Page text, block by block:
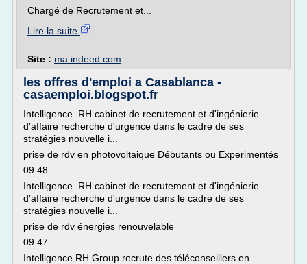
Chargé de Recrutement et...
Lire la suite
Site : ma.indeed.com
les offres d'emploi a Casablanca -
casaemploi.blogspot.fr
Intelligence. RH cabinet de recrutement et d'ingénierie
d'affaire recherche d'urgence dans le cadre de ses
stratégies nouvelle i...
prise de rdv en photovoltaique Débutants ou Experimentés
09:48
Intelligence. RH cabinet de recrutement et d'ingénierie
d'affaire recherche d'urgence dans le cadre de ses
stratégies nouvelle i...
prise de rdv énergies renouvelable
09:47
Intelligence RH Group recrute des téléconseillers en